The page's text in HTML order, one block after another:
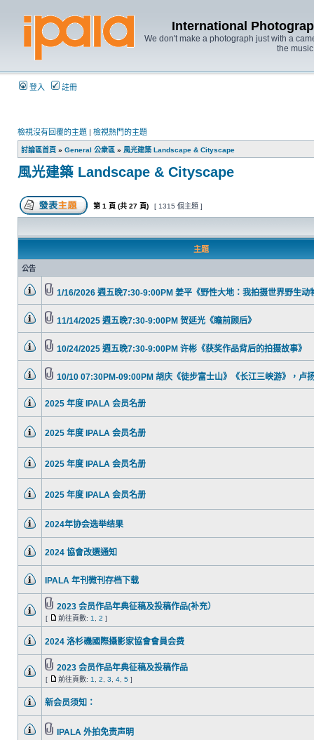
International
We don't make a photograph just with a
the
登入 註冊
檢視沒有回覆的主題 | 檢視熱門的主題
討論區首頁 » General 公衆區 » 風光建築 Landscape & Cityscape
風光建築 Landscape & Cityscape
第 1 頁 (共 27 頁) [ 1315 個主題 ]
主題
公告
1/16/2026 週五晚7:30-9:00PM 姜平《野性大地：我拍摄世界野生动
11/14/2025 週五晚7:30-9:00PM 贺延光《瞻前顾后》
10/24/2025 週五晚7:30-9:00PM 许彬《获奖作品背后的拍摄故事》
10/10 07:30PM-09:00PM 胡庆《徒步富士山》《长江三峡游》，卢
2025 年度 IPALA 会员名册
2025 年度 IPALA 会员名册
2025 年度 IPALA 会员名册
2025 年度 IPALA 会员名册
2024年协会选举结果
2024 協會改選通知
IPALA 年刊微刊存档下载
2023 会员作品年典征稿及投稿作品(补充）
[ 前往頁數: 1 2 ]
2024 洛杉磯國際攝影家協會會員会费
2023 会员作品年典征稿及投稿作品
[ 前往頁數: 1 2 3 4 5 ]
新会员须知：
IPALA 外拍免责声明